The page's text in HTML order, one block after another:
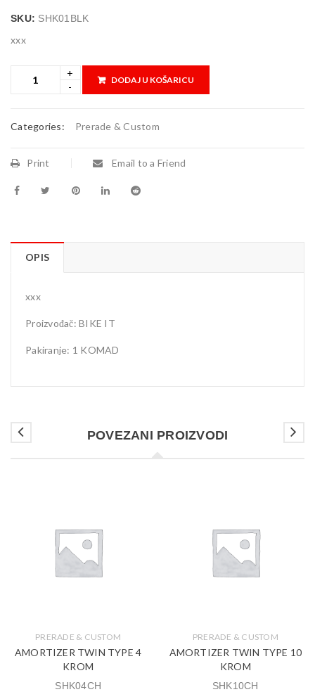
SKU: SHK01BLK
xxx
DODAJ U KOŠARICU
Categories: Prerade & Custom
Print Email to a Friend
OPIS
xxx
Proizvođač: BIKE IT
Pakiranje: 1 KOMAD
POVEZANI PROIZVODI
PRERADE & CUSTOM
AMORTIZER TWIN TYPE 4
KROM
SHK04CH
PRERADE & CUSTOM
AMORTIZER TWIN TYPE 10
KROM
SHK10CH